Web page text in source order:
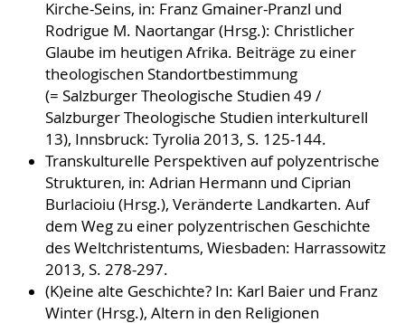
Kirche-Seins, in: Franz Gmainer-Pranzl und
Rodrigue M. Naortangar (Hrsg.): Christlicher
Glaube im heutigen Afrika. Beiträge zu einer
theologischen Standortbestimmung
(= Salzburger Theologische Studien 49 /
Salzburger Theologische Studien interkulturell
13), Innsbruck: Tyrolia 2013, S. 125-144.
Transkulturelle Perspektiven auf polyzentrische
Strukturen, in: Adrian Hermann und Ciprian
Burlacioiu (Hrsg.), Veränderte Landkarten. Auf
dem Weg zu einer polyzentrischen Geschichte
des Weltchristentums, Wiesbaden: Harrassowitz
2013, S. 278-297.
(K)eine alte Geschichte? In: Karl Baier und Franz
Winter (Hrsg.), Altern in den Religionen